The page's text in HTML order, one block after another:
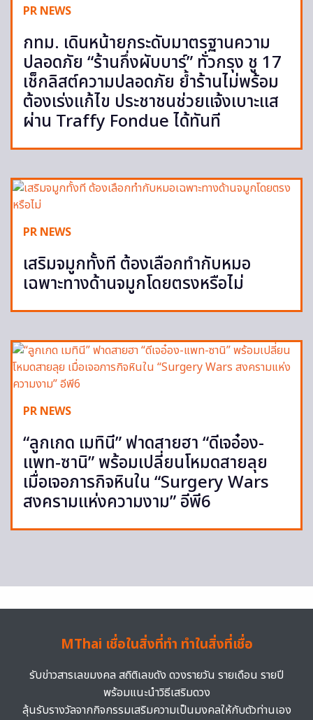
PR NEWS
กทม. เดินหน้ายกระดับมาตรฐานความ
ปลอดภัย “ร้านกึ่งผับบาร์” ทั่วกรุง ชู 17
เช็กลิสต์ความปลอดภัย ย้ำร้านไม่พร้อม
ต้องเร่งแก้ไข ประชาชนช่วยแจ้งเบาะแส
ผ่าน Traffy Fondue ได้ทันที
PR NEWS
เสริมจมูกทั้งที ต้องเลือกทำกับหมอ
เฉพาะทางด้านจมูกโดยตรงหรือไม่
PR NEWS
“ลูกเกด เมทินี” ฟาดสายฮา “ดีเจอ๋อง-
แพท-ซานิ” พร้อมเปลี่ยนโหมดสายลุย
เมื่อเจอภารกิจหินใน “Surgery Wars
สงครามแห่งความงาม” อีพี6
MThai เชื่อในสิ่งที่ทำ ทำในสิ่งที่เชื่อ
รับข่าวสารเลขมงคล สถิติเลขดัง ดวงรายวัน รายเดือน รายปี
พร้อมแนะนำวิธีเสริมดวง
ลุ้นรับรางวัลจากกิจกรรมเสริมความเป็นมงคลให้กับตัวท่านเอง